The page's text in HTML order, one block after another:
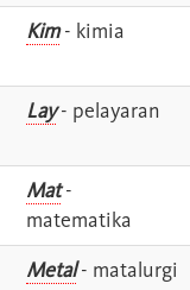
Kim- kimia
Lay- pelayaran
Mat-
matematika
Metal- matalurgi